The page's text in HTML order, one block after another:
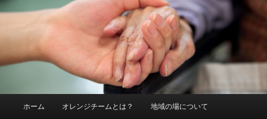
メ
サ
ホーム オレンジチームとは？ 地域の場について